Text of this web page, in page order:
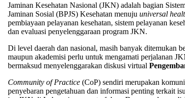
Jaminan Kesehatan Nasional (JKN) adalah bagian
Jaminan Sosial (BPJS) Kesehatan menuju universal
pembiayaan pelayanan kesehatan, sistem pelayanan
dan evaluasi penyelenggaraan program JKN.
Di level daerah dan nasional, masih banyak ditemukan
maupun akademisi perlu untuk mengamati perjalanan
bermaksud menyelenggarakan diskusi virtual
Community of Practice (CoP) sendiri merupakan
penyebaran pengetahuan dan informasi penting terkait